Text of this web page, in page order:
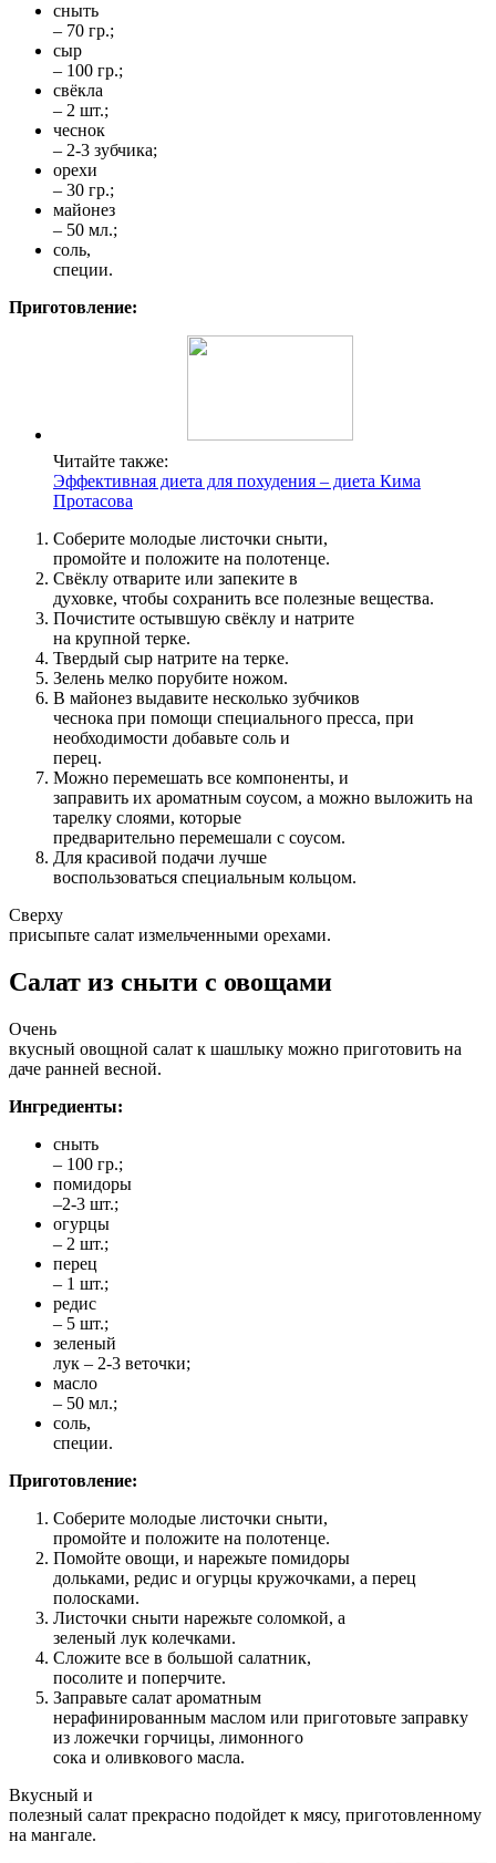
сныть
– 70 гр.;
сыр
– 100 гр.;
свёкла
– 2 шт.;
чеснок
– 2-3 зубчика;
орехи
– 30 гр.;
майонез
– 50 мл.;
соль,
специи.
Приготовление:
Читайте также:
Эффективная диета для похудения – диета Кима
Протасова
Соберите молодые листочки сныти,
промойте и положите на полотенце.
Свёклу отварите или запеките в
духовке, чтобы сохранить все полезные вещества.
Почистите остывшую свёклу и натрите
на крупной терке.
Твердый сыр натрите на терке.
Зелень мелко порубите ножом.
В майонез выдавите несколько зубчиков
чеснока при помощи специального пресса, при
необходимости добавьте соль и
перец.
Можно перемешать все компоненты, и
заправить их ароматным соусом, а можно выложить на
тарелку слоями, которые
предварительно перемешали с соусом.
Для красивой подачи лучше
воспользоваться специальным кольцом.
Сверху
присыпьте салат измельченными орехами.
Салат из сныти с овощами
Очень
вкусный овощной салат к шашлыку можно приготовить на
даче ранней весной.
Ингредиенты:
сныть
– 100 гр.;
помидоры
–2-3 шт.;
огурцы
– 2 шт.;
перец
– 1 шт.;
редис
– 5 шт.;
зеленый
лук – 2-3 веточки;
масло
– 50 мл.;
соль,
специи.
Приготовление:
Соберите молодые листочки сныти,
промойте и положите на полотенце.
Помойте овощи, и нарежьте помидоры
дольками, редис и огурцы кружочками, а перец
полосками.
Листочки сныти нарежьте соломкой, а
зеленый лук колечками.
Сложите все в большой салатник,
посолите и поперчите.
Заправьте салат ароматным
нерафинированным маслом или приготовьте заправку
из ложечки горчицы, лимонного
сока и оливкового масла.
Вкусный и
полезный салат прекрасно подойдет к мясу, приготовленному
на мангале.